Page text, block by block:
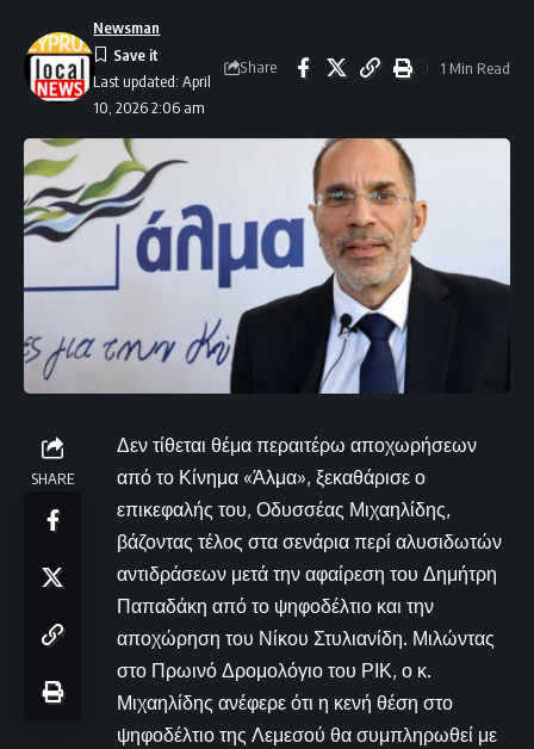
Last updated: April
10, 2026 2:06 am
Newsman
Share 1 Min Read
SHARE
Δεν τίθεται θέμα περαιτέρω αποχωρήσεων
από το Κίνημα «Άλμα», ξεκαθάρισε ο
επικεφαλής του, Οδυσσέας Μιχαηλίδης,
βάζοντας τέλος στα σενάρια περί αλυσιδωτών
αντιδράσεων μετά την αφαίρεση του Δημήτρη
Παπαδάκη από το ψηφοδέλτιο και την
αποχώρηση του Νίκου Στυλιανίδη. Μιλώντας
στο Πρωινό Δρομολόγιο του ΡΙΚ, ο κ.
Μιχαηλίδης ανέφερε ότι η κενή θέση στο
ψηφοδέλτιο της Λεμεσού θα συμπληρωθεί με